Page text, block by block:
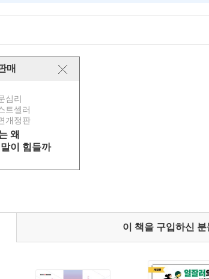
매
심리
트셀러
개정판
왜
이 힘들까
이 책을 구입하신 분